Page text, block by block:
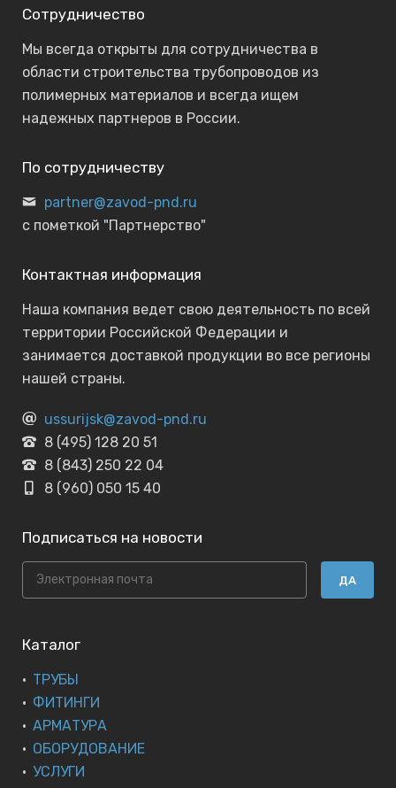
Сотрудничество
Мы всегда открыты для сотрудничества в
области строительства трубопроводов из
полимерных материалов и всегда ищем
надежных партнеров в России.
По сотрудничеству
partner@zavod-pnd.ru
с пометкой "Партнерство"
Контактная информация
Наша компания ведет свою деятельность по всей
территории Российской Федерации и
занимается доставкой продукции во все регионы
нашей страны.
ussurijsk@zavod-pnd.ru
8 (495) 128 20 51
8 (843) 250 22 04
8 (960) 050 15 40
Подписаться на новости
ДА
Каталог
ТРУБЫ
ФИТИНГИ
АРМАТУРА
ОБОРУДОВАНИЕ
УСЛУГИ